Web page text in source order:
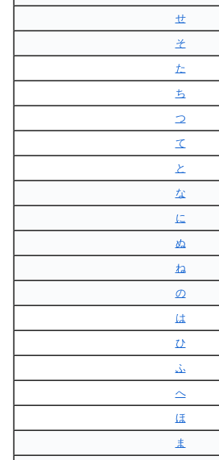
せ
そ
た
ち
つ
て
と
な
に
ぬ
ね
の
は
ひ
ふ
へ
ほ
ま